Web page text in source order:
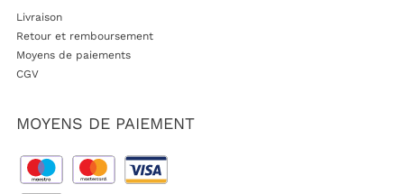
Livraison
Retour et remboursement
Moyens de paiements
CGV
MOYENS DE PAIEMENT